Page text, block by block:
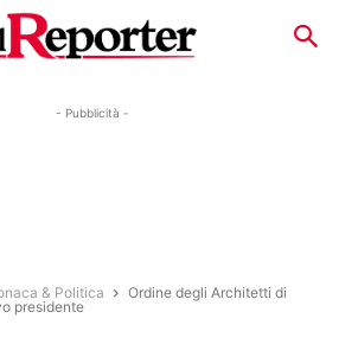
- Pubblicità -
& Politica
Ordine degli Architetti di
presidente